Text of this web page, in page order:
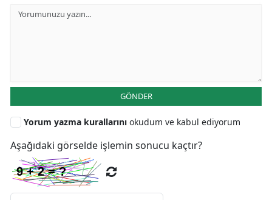
GÖNDER
Yorum yazma kurallarını okudum ve kabul ediyorum
Aşağıdaki görselde işlemin sonucu kaçtır?